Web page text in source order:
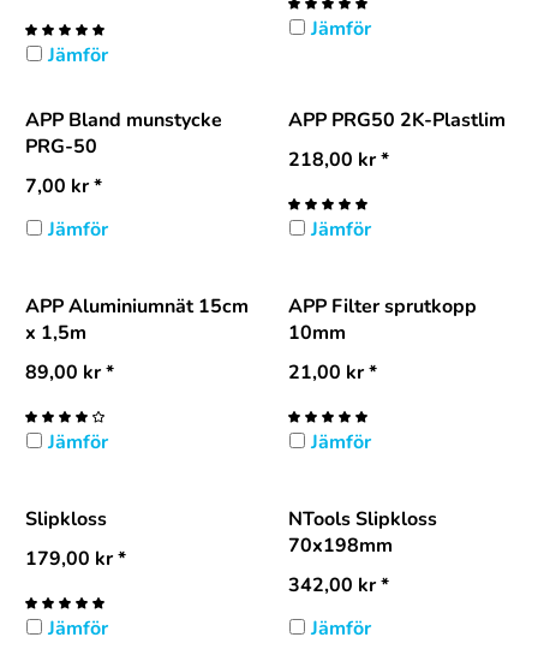
Jämför
Jämför
APP Bland munstycke
PRG-50
7,00 kr*
Jämför
APP PRG50 2K-Plastlim
218,00 kr*
Jämför
APP Aluminiumnät 15cm
x 1,5m
89,00 kr*
Jämför
APP Filter sprutkopp
10mm
21,00 kr*
Jämför
Slipkloss
179,00 kr*
Jämför
NTools Slipkloss
70x198mm
342,00 kr*
Jämför